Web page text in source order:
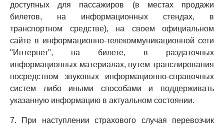
доступных для пассажиров (в местах продажи
билетов, на информационных стендах, в
транспортном средстве), на своем официальном
сайте в информационно-телекоммуникационной сети
"Интернет", на билете, в раздаточных
информационных материалах, путем транслирования
посредством звуковых информационно-справочных
систем либо иными способами и поддерживать
указанную информацию в актуальном состоянии.
7. При наступлении страхового случая перевозчик